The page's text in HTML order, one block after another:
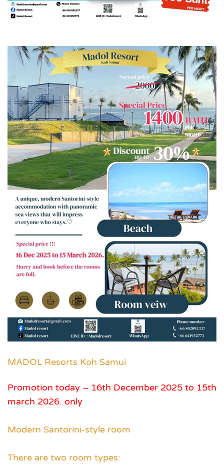
MADOL Resorts Koh Samui
Promotion today – 16th December 2025 to 15th
march 2026. only
Modern Santorini-style room
There are two room types: